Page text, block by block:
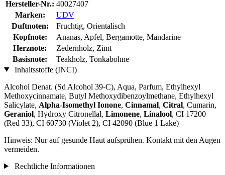
Hersteller-Nr.: 40027407
Marken:
UDV
Duftnoten:
Fruchtig, Orientalisch
Kopfnote:
Ananas, Apfel, Bergamotte, Mandarine
Herznote:
Zedernholz, Zimt
Basisnote:
Teakholz, Tonkabohne
Inhaltsstoffe (INCI)
Alcohol Denat. (Sd Alcohol 39-C), Aqua, Parfum, Ethylhexyl
Methoxycinnamate, Butyl Methoxydibenzoylmethane, Ethylhexyl
Salicylate, Alpha-Isomethyl Ionone, Cinnamal, Citral, Cumarin,
Geraniol, Hydroxy Citronellal, Limonene, Linalool, CI 17200
(Red 33), CI 60730 (Violet 2), CI 42090 (Blue 1 Lake)
Hinweis: Nur auf gesunde Haut aufsprühen. Kontakt mit den Augen
vermeiden.
Rechtliche Informationen